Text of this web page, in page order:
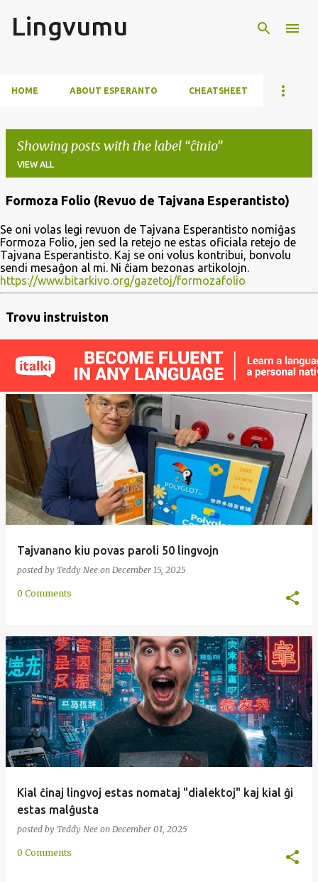
Lingvumu
HOME ABOUT ESPERANTO CHEATSHEET
Showing posts with the label ĉinio
VIEW ALL
o
s
t
s
Formoza Folio (Revuo de Tajvana Esperantisto)
Se oni volas legi revuon de Tajvana Esperantisto nomiĝas
Formoza Folio, jen sed la retejo ne estas oficiala retejo de
Tajvana Esperantisto. Kaj se oni volus kontribui, bonvolu
sendi mesaĝon al mi. Ni ĉiam bezonas artikolojn.
https://www.bitarkivo.org/gazetoj/formozafolio
Trovu instruiston
Tajvanano kiu povas paroli 50 lingvojn
posted by Teddy Nee on December 15, 2025
0 Comments
Kial ĉinaj lingvoj estas nomataj "dialektoj" kaj kial ĝi
estas malĝusta
posted by Teddy Nee on December 01, 2025
0 Comments